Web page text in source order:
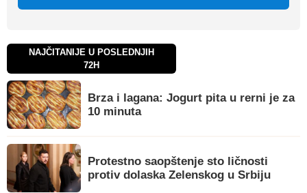
NAJČITANIJE U POSLEDNJIH
72H
Brza i lagana: Jogurt pita u rerni je za
10 minuta
Protestno saopštenje sto ličnosti
protiv dolaska Zelenskog u Srbiju